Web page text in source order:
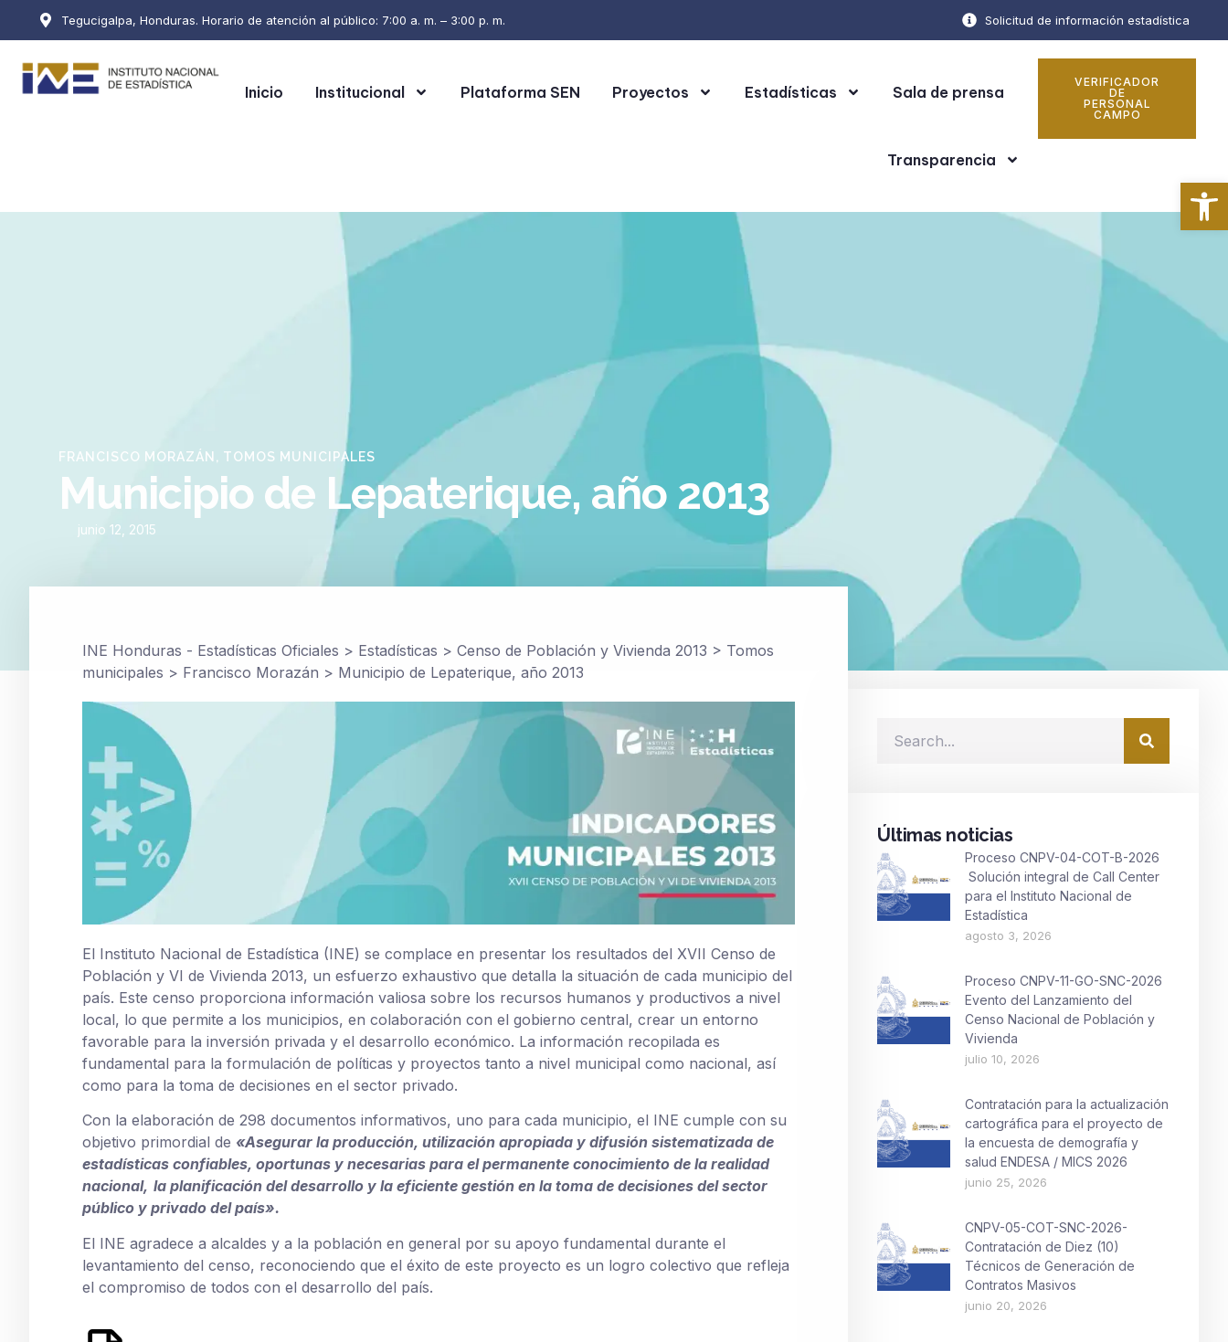
Tegucigalpa, Honduras. Horario de atención al público: 7:00 a. m. – 3:00 p. m. Solicitud de información estadística
Inicio Institucional Plataforma SEN Proyectos Estadísticas Sala de prensa
Transparencia
VERIFICADOR
DE
PERSONAL
CAMPO
FRANCISCO MORAZÁN TOMOS MUNICIPALES
Municipio de Lepaterique, año 2013
junio 12, 2015
INE Honduras - Estadísticas Oficiales > Estadísticas > Censo de Población y Vivienda 2013 > Tomos
municipales > Francisco Morazán > Municipio de Lepaterique, año 2013
El Instituto Nacional de Estadística (INE) se complace en presentar los resultados del XVII Censo de
Población y VI de Vivienda 2013, un esfuerzo exhaustivo que detalla la situación de cada municipio del
país. Este censo proporciona información valiosa sobre los recursos humanos y productivos a nivel
local, lo que permite a los municipios, en colaboración con el gobierno central, crear un entorno
favorable para la inversión privada y el desarrollo económico. La información recopilada es
fundamental para la formulación de políticas y proyectos tanto a nivel municipal como nacional, así
como para la toma de decisiones en el sector privado.
Con la elaboración de 298 documentos informativos, uno para cada municipio, el INE cumple con su
objetivo primordial de «Asegurar la producción, utilización apropiada y difusión sistematizada de
estadísticas confiables, oportunas y necesarias para el permanente conocimiento de la realidad
nacional, la planificación del desarrollo y la eficiente gestión en la toma de decisiones del sector
público y privado del país».
El INE agradece a alcaldes y a la población en general por su apoyo fundamental durante el
levantamiento del censo, reconociendo que el éxito de este proyecto es un logro colectivo que refleja
el compromiso de todos con el desarrollo del país.
Últimas noticias
Proceso CNPV-04-COT-B-2026
Solución integral de Call Center
para el Instituto Nacional de
Estadística
agosto 3, 2026
Proceso CNPV-11-GO-SNC-2026
Evento del Lanzamiento del
Censo Nacional de Población y
Vivienda
julio 10, 2026
Contratación para la actualización
cartográfica para el proyecto de
la encuesta de demografía y
salud ENDESA / MICS 2026
junio 25, 2026
CNPV-05-COT-SNC-2026-
Contratación de Diez (10)
Técnicos de Generación de
Contratos Masivos
junio 20, 2026